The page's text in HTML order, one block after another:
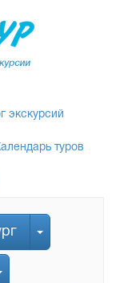
экскурсий
туров